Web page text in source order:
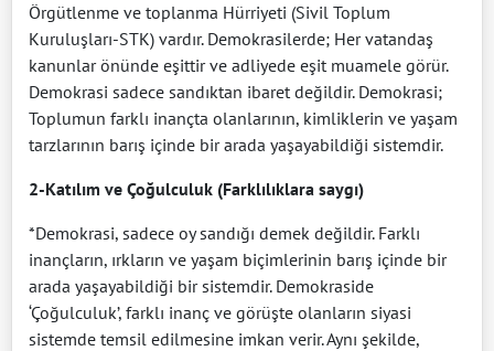
Örgütlenme ve toplanma Hürriyeti (Sivil Toplum
Kuruluşları-STK) vardır. Demokrasilerde; Her vatandaş
kanunlar önünde eşittir ve adliyede eşit muamele görür.
Demokrasi sadece sandıktan ibaret değildir. Demokrasi;
Toplumun farklı inançta olanlarının, kimliklerin ve yaşam
tarzlarının barış içinde bir arada yaşayabildiği sistemdir.
2-Katılım ve Çoğulculuk (Farklılıklara saygı)
*Demokrasi, sadece oy sandığı demek değildir. Farklı
inançların, ırkların ve yaşam biçimlerinin barış içinde bir
arada yaşayabildiği bir sistemdir. Demokraside
‘Çoğulculuk’, farklı inanç ve görüşte olanların siyasi
sistemde temsil edilmesine imkan verir. Aynı şekilde,